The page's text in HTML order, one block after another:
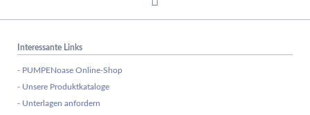
Interessante Links
- PUMPENoase Online-Shop
- Unsere Produktkataloge
- Unterlagen anfordern